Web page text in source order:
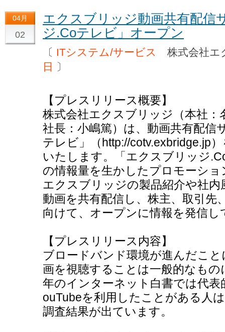
04月
02
エクスブリッジ動画共有配信
ジ.Coテレビ」オープン
〔 ITシステム/サービス
株式会社
日
〕
【プレスリリース概要】
株式会社エクスブリッジ（本社：
社長：小嶋篤）は、動画共有配信
テレビ」（http://cotv.exbridge.jp
いたします。「エクスブリッジ
の情報量を生かしたプロモーシ
エクスブリッジの製品紹介や社
動画を共有配信し、株主、取引先
向けて、オープンに情報を発信し
【プレスリリース内容】
ブロードバンド環境が進んだこ
画を視聴することは一般的なも
年のインターネット白書では代
ouTubeを利用したことがある人
調査結果が出ています。